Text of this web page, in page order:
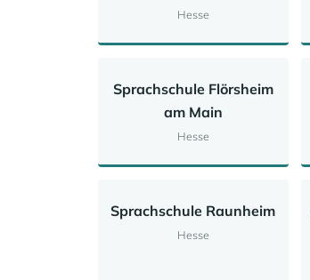
Hesse
Sprachschule Flörsheim
am Main
Hesse
Sprachschule Raunheim
Hesse